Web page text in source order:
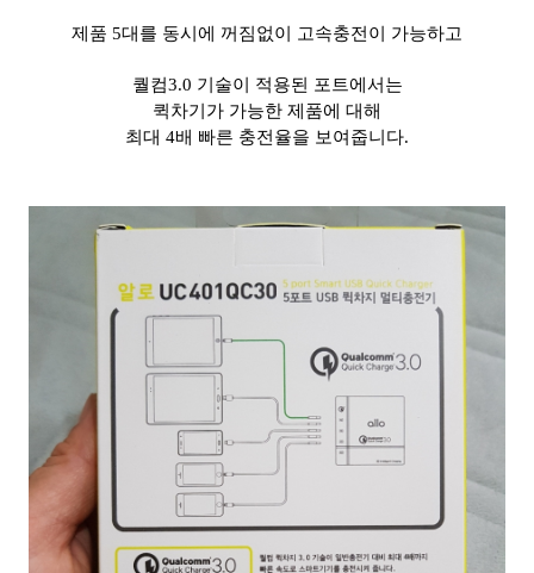
제품 5대를 동시에 꺼짐없이 고속충전이 가능하고
퀄컴3.0 기술이 적용된 포트에서는
퀵차기가 가능한 제품에 대해
최대 4배 빠른 충전율을 보여줍니다.